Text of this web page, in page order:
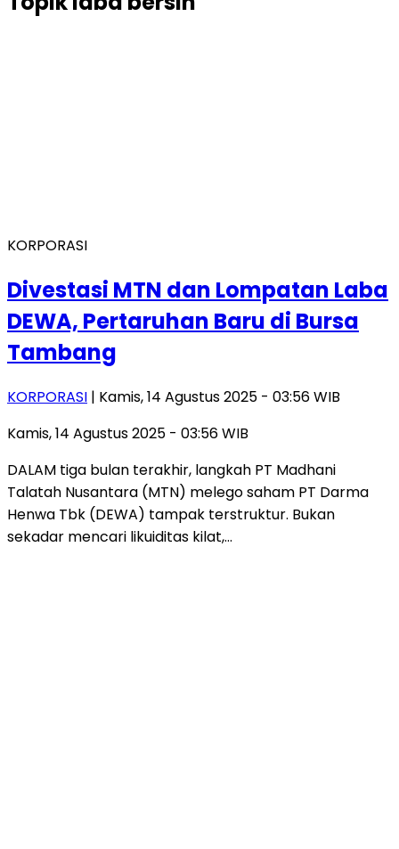
KORPORASI
Divestasi MTN dan Lompatan Laba
DEWA, Pertaruhan Baru di Bursa
Tambang
KORPORASI | Kamis, 14 Agustus 2025 - 03:56 WIB
Kamis, 14 Agustus 2025 - 03:56 WIB
DALAM tiga bulan terakhir, langkah PT Madhani
Talatah Nusantara (MTN) melego saham PT Darma
Henwa Tbk (DEWA) tampak terstruktur. Bukan
sekadar mencari likuiditas kilat,…